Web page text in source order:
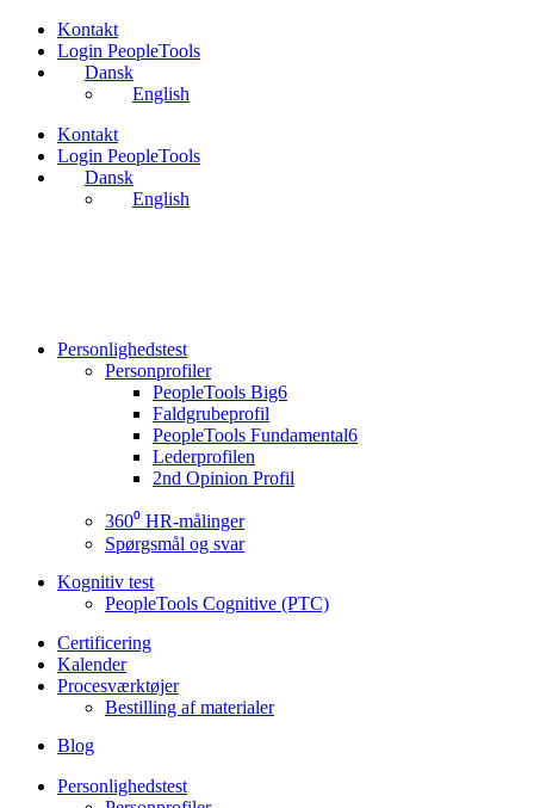
Videre
indhold
Kontakt
Login PeopleTools
Dansk
English
Kontakt
Login PeopleTools
Dansk
English
Personlighedstest
Personprofiler
PeopleTools Big6
Faldgrubeprofil
PeopleTools Fundamental6
Lederprofilen
2nd Opinion Profil
360⁰ HR-målinger
Spørgsmål og svar
Kognitiv test
PeopleTools Cognitive (PTC)
Certificering
Kalender
Procesværktøjer
Bestilling af materialer
Blog
Personlighedstest